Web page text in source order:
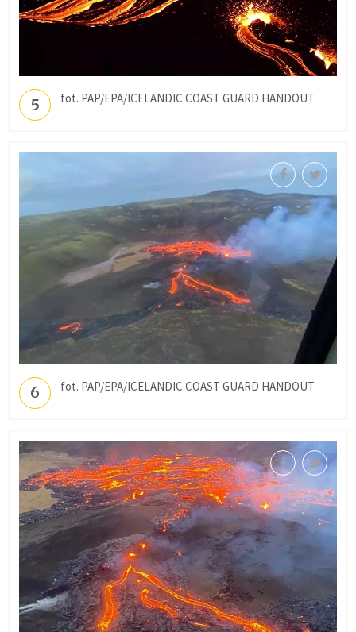
5 fot. PAP/EPA/ICELANDIC COAST GUARD HANDOUT
6 fot. PAP/EPA/ICELANDIC COAST GUARD HANDOUT